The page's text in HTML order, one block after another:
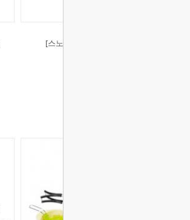
[스노우라인]티타늄BBQ집게